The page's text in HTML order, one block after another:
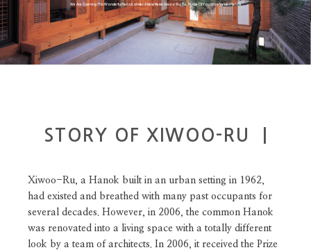
We Are Opening This Wonderful Hanok, Under A New Name Xiwoo-Ru, To Those Of You Who Values Hanok.
STORY OF XIWOO-RU |
Xiwoo-Ru, a Hanok built in an urban setting in 1962,
had existed and breathed with many past occupants for
several decades. However, in 2006, the common Hanok
was renovated into a living space with a totally different
look by a team of architects. In 2006, it received the Prize